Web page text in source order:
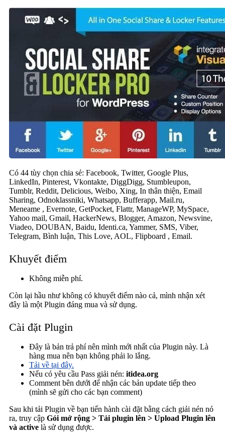
Có 44 tùy chọn chia sẻ: Facebook, Twitter, Google Plus,
LinkedIn, Pinterest, Vkontakte, DiggDigg, Stumbleupon,
Tumblr, Reddit, Delicious, Weibo, Xing, In thân thiện, Email
Sharing, Odnoklassniki, Whatsapp, Bufferapp, Mail.ru,
Meneame , Evernote, GetPocket, Flattr, ManageWP, MySpace,
Yahoo mail, Gmail, HackerNews, Blogger, Amazon, Newsvine,
Viadeo, DOUBAN, Baidu, Identi.ca, Yammer, SMS, Viber,
Telegram, Bình luận, This Love, AOL, Flipboard , Email.
Khuyết điểm
Không miễn phí.
Còn lại hầu như không có khuyết điểm nào cả, mình nhận xét
đây là một Plugin đáng mua và sử dụng.
Cài đặt Plugin
Đây là bản trả phí nên mình mới nhất của Plugin này. Là
hàng mua nên bạn không phải lo lắng.
Tải về tại đây.
Nếu có yêu cầu Pass giải nén: itidea.org
Comment bên dưới để nhận các bản update tiếp theo
(mình sẽ gửi cho các bạn comment)
Sau khi tải Plugin về bạn tiến hành cài đặt bằng cách giải nén nó
ra, truy cập Gói mở rộng > Tải plugin lên > Upload Plugin lên
và active là sử dụng được.